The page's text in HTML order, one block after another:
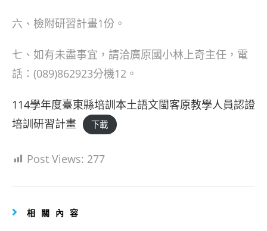
六、檢附研習計畫1份。
七、如有未盡事宜，請洽廣原國小林上奇主任，電
話：(089)862923分機12。
114學年度臺東縣培訓本土語文閩客原教學人員認證
培訓研習計畫
下載
Post Views: 277
相關內容